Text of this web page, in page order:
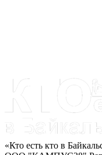
«Кто есть кто в